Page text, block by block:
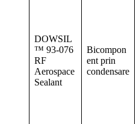
DOWSIL
™ 93-076
RF
Aerospace
Sealant
Bicompon
ent prin
condensare